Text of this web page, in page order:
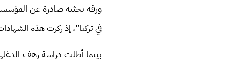
ورقة بحثية صادرة عن المؤسسة
في تركيا”، إذ ركزت هذه
بينما أطلت دراسة رهف